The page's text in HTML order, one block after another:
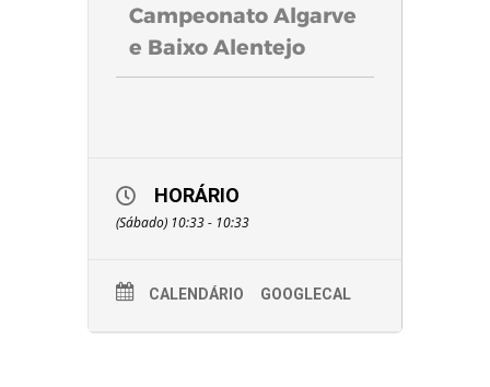
Campeonato Algarve
e Baixo Alentejo
HORÁRIO
(Sábado) 10:33 - 10:33
CALENDÁRIO GOOGLECAL